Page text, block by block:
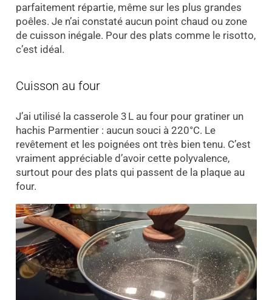
parfaitement répartie, même sur les plus grandes
poêles. Je n’ai constaté aucun point chaud ou zone
de cuisson inégale. Pour des plats comme le risotto,
c’est idéal.
Cuisson au four
J’ai utilisé la casserole 3 L au four pour gratiner un
hachis Parmentier : aucun souci à 220°C. Le
revêtement et les poignées ont très bien tenu. C’est
vraiment appréciable d’avoir cette polyvalence,
surtout pour des plats qui passent de la plaque au
four.